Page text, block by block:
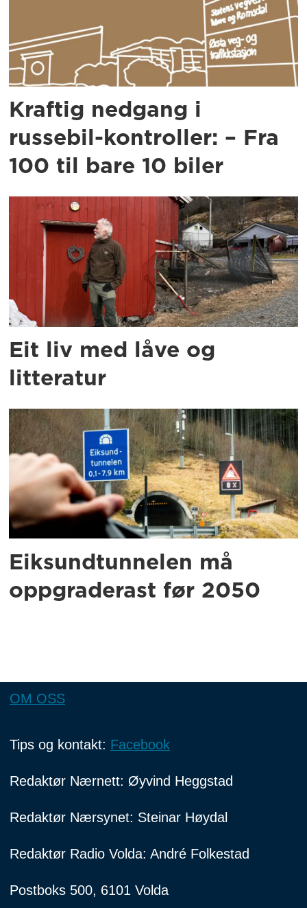
Kraftig nedgang i
russebil-kontroller: – Fra
100 til bare 10 biler
Eit liv med låve og
litteratur
Eiksundtunnelen må
oppgraderast før 2050
OM OSS
Tips og kontakt: Facebook
Redaktør Nærnett: Øyvind Heggstad
Redaktør Nærsynet: Steinar Høydal
Redaktør Radio Volda: André Folkestad
Postboks 500, 6101 Volda